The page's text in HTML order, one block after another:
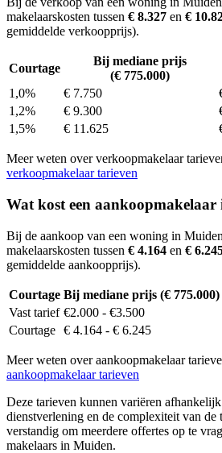
makelaarskosten tussen € 8.327 en €
gemiddelde verkoopprijs).
Courtage
Bij mediane prijs
(€ 775.000)
1,0%
€ 7.750
1,2%
€ 9.300
1,5%
€ 11.625
Meer weten over verkoopmakelaar
verkoopmakelaar tarieven
Wat kost een
Bij de aankoop van een woning in
makelaarskosten tussen € 4.164 en €
gemiddelde aankoopprijs).
Courtage Bij mediane prijs (€ 775.000)
Vast tarief €2.000 - €3.500
Courtage € 4.164 - € 6.245
Meer weten over aankoopmakelaar
aankoopmakelaar tarieven
Deze tarieven kunnen variëren
dienstverlening en de complexiteit van de
verstandig om meerdere offertes op te
makelaars in Muiden.